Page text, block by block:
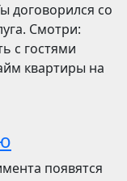
договорился со
Смотри:
с гостями
квартиры на
появятся